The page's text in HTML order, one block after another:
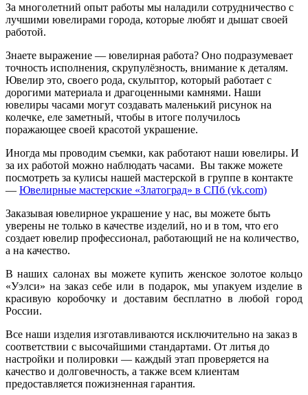
За многолетний опыт работы мы наладили сотрудничество с
лучшими ювелирами города, которые любят и дышат своей
работой.
Знаете выражение — ювелирная работа? Оно подразумевает
точность исполнения, скрупулёзность, внимание к деталям.
Ювелир это, своего рода, скульптор, который работает с
дорогими материала и драгоценными камнями. Наши
ювелиры часами могут создавать маленький рисунок на
колечке, еле заметный, чтобы в итоге получилось
поражающее своей красотой украшение.
Иногда мы проводим съемки, как работают наши ювелиры. И
за их работой можно наблюдать часами. Вы также можете
посмотреть за кулисы нашей мастерской в группе в контакте
— Ювелирные мастерские «Златоград» в СПб (vk.com)
Заказывая ювелирное украшение у нас, вы можете быть
уверены не только в качестве изделий, но и в том, что его
создает ювелир профессионал, работающий не на количество,
а на качество.
В наших салонах вы можете купить женское золотое кольцо
«Уэлси» на заказ себе или в подарок, мы упакуем изделие в
красивую коробочку и доставим бесплатно в любой город
России.
Все наши изделия изготавливаются исключительно на заказ в
соответствии с высочайшими стандартами. От литья до
настройки и полировки — каждый этап проверяется на
качество и долговечность, а также всем клиентам
предоставляется пожизненная гарантия.